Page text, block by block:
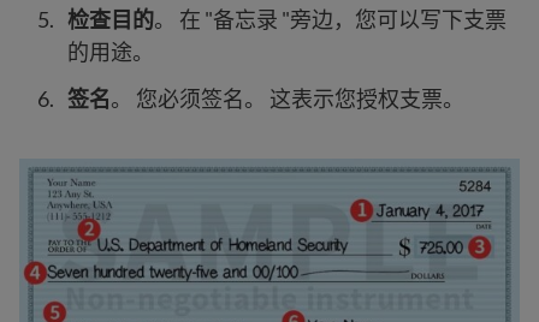
检查目的。 在 "备忘录 "旁边，您可以写下支票
的用途。
签名。 您必须签名。 这表示您授权支票。